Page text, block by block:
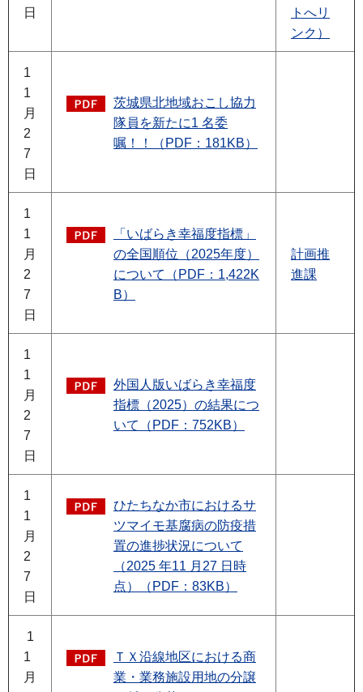
日
トへリ
ンク）
1
1
月
2
7
日
茨城県北地域おこし協力
隊員を新たに1 名委
嘱！！（PDF：181KB）
1
1
月
2
7
日
「いばらき幸福度指標」
の全国順位（2025年度）
について（PDF：1,422K
B）
計画推
進課
1
1
月
2
7
日
外国人版いばらき幸福度
指標（2025）の結果につ
いて（PDF：752KB）
1
1
月
2
7
日
ひたちなか市におけるサ
ツマイモ基腐病の防疫措
置の進捗状況について
（2025 年11 月27 日時
点）（PDF：83KB）
1
1
月
ＴＸ沿線地区における商
業・業務施設用地の分譲